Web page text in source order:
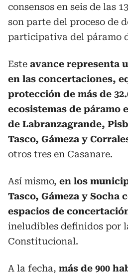
consensos en seis de las
son parte del proceso de
participativa del páramo
Este avance representa
en las concertaciones,
protección de más de
ecosistemas de páramo
de Labranzagrande,
Tasco, Gámeza y
otros tres en Casanare.
Así mismo, en los
Tasco, Gámeza y Socha
espacios de
ineludibles definidos por
Constitucional.
A la fecha, más de 900